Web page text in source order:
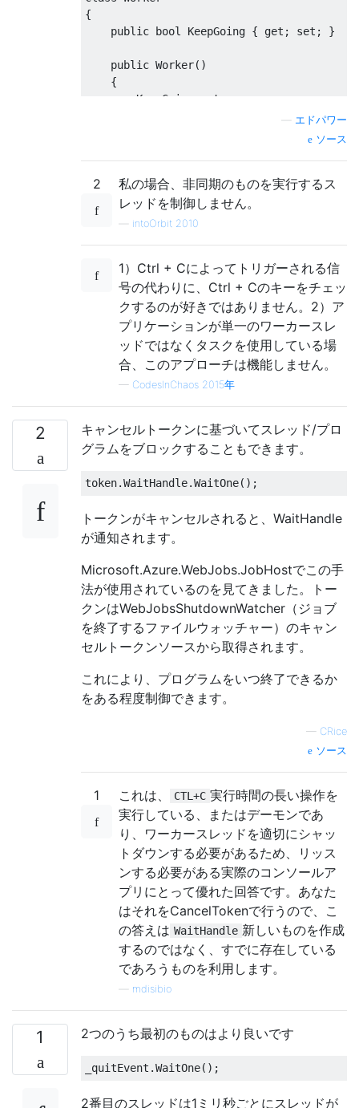
{
public bool KeepGoing { get ; set ; }
public Worker()
{
KeepGoing
true
{
while
KeepGoing)
{
Console
}
エドパワー
ソース
2
私の場合、非同期のものを実行するス
レッドを制御しません。
intoOrbit 2010
1）Ctrl + Cによってトリガーされる信
号の代わりに、Ctrl + Cのキーをチェッ
クするのが好きではありません。2）ア
プリケーションが単一のワーカースレ
ッドではなくタスクを使用している場
合、このアプローチは機能しません。
— CodesInChaos 2015年
2
キャンセルトークンに基づいてスレッド/プロ
グラムをブロックすることもできます。
token.WaitHandle.WaitOne();
トークンがキャンセルされると、WaitHandle
が通知されます。
Microsoft.Azure.WebJobs.JobHostでこの手
法が使用されているのを見てきました。トー
クンはWebJobsShutdownWatcher（ジョブ
を終了するファイルウォッチャー）のキャン
セルトークンソースから取得されます。
これにより、プログラムをいつ終了できるか
をある程度制御できます。
— CRice
ソース
1 これは、 CTL+C 実行時間の長い操作を
実行している、またはデーモンであ
り、ワーカースレッドを適切にシャッ
トダウンする必要があるため、リッス
ンする必要がある実際のコンソールア
プリにとって優れた回答です。あなた
はそれをCancelTokenで行うので、こ
の答えは WaitHandle 新しいものを作成
するのではなく、すでに存在している
であろうものを利用します。
mdisibio
1 2つのうち最初のものはより良いです
_quitEvent .WaitOne();
2番目のスレッドは1ミリ秒ごとにスレッドが